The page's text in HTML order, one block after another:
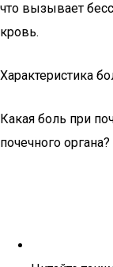
что вызывает
кровь.
Характеристика
Какая боль при
почечного